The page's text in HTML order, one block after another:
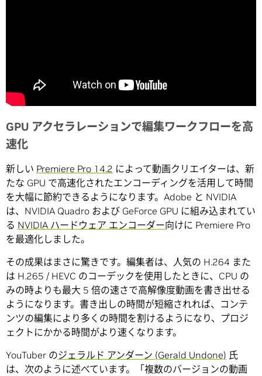
GPU アクセラレーションで編集ワークフローを高
速化
新しい Premiere Pro 14.2 によって動画クリエイターは、新
たな GPU で高速化されたエンコーディングを活用して時間
を大幅に節約できるようになります。Adobe と NVIDIA
は、NVIDIA Quadro および GeForce GPU に組み込まれてい
る NVIDIA ハードウェア エンコーダー向けに Premiere Pro
を最適化しました。
その成果はまさに驚きです。編集者は、人気の H.264 また
は H.265 / HEVC のコーデックを使用したときに、CPU の
みの時よりも最大 5 倍の速さで高解像度動画を書き出せる
ようになります。書き出しの時間が短縮されれば、コンテ
ンツの編集により多くの時間を割けるようになり、プロジ
ェクトにかかる時間がより速くなります。
YouTuber のジェラルド アンダーン (Gerald Undone) 氏
は、次のように述べています。「複数のバージョンの動画